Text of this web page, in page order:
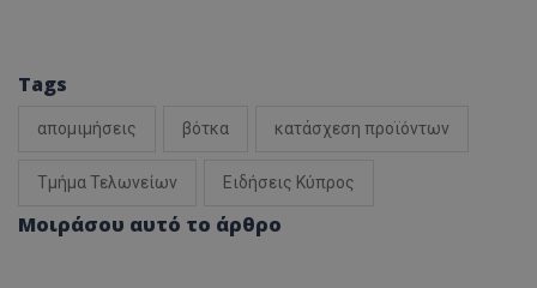
Tags
απομιμήσεις βότκα κατάσχεση προϊόντων
Τμήμα Τελωνείων Ειδήσεις Κύπρος
Μοιράσου αυτό το άρθρο